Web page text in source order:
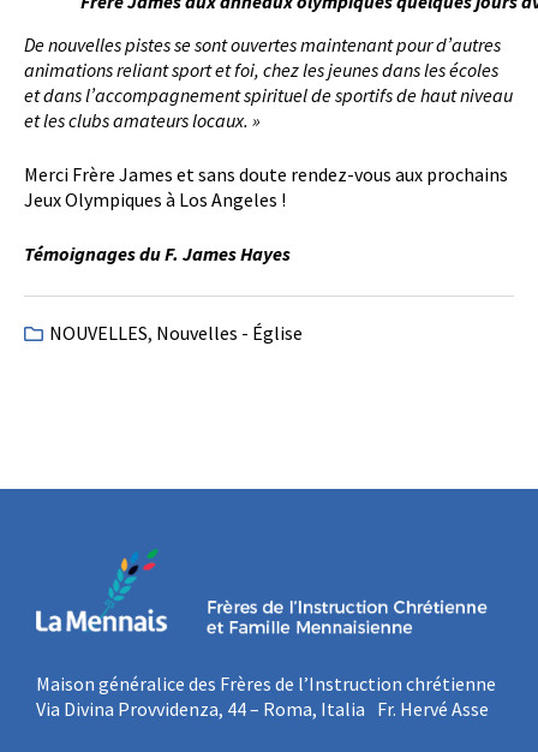
De nouvelles pistes se sont ouvertes maintenant pour d’autres
animations reliant sport et foi, chez les jeunes dans les écoles
et dans l’accompagnement spirituel de sportifs de haut niveau
et les clubs amateurs locaux. »
Merci Frère James et sans doute rendez-vous aux prochains
Jeux Olympiques à Los Angeles !
Témoignages du F. James Hayes
NOUVELLES, Nouvelles - Église
Maison généralice des Frères de l’Instruction chrétienne
Via Divina Provvidenza, 44 – Roma, Italia Fr. Hervé Asse